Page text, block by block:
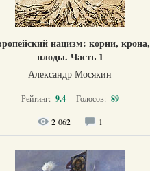
нацизм: корни, крона,
плоды. Часть 1
Александр Мосякин
Рейтинг: 9.4 Голосов: 89
2 062 1